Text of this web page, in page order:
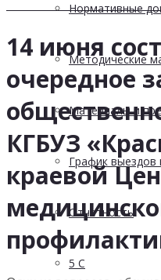
Нормативные
Методические
Материалы и
График
Отчетность
5 С
14 июня
очередное
КГБУЗ
краевой